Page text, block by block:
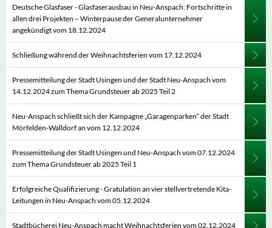
Deutsche Glasfaser - Glasfaserausbau in Neu-Anspach: Fortschritte in
allen drei Projekten – Winterpause der Generalunternehmer
angekündigt vom 18.12.2024
Schließung während der Weihnachtsferien vom 17.12.2024
Pressemitteilung der Stadt Usingen und der Stadt Neu-Anspach vom
14.12.2024 zum Thema Grundsteuer ab 2025 Teil 2
Neu-Anspach schließt sich der Kampagne „Garagenparken“ der Stadt
Mörfelden-Walldorf an vom 12.12.2024
Pressemitteilung der Stadt Usingen und Neu-Anspach vom 07.12.2024
zum Thema Grundsteuer ab 2025 Teil 1
Erfolgreiche Qualifizierung - Gratulation an vier stellvertretende Kita-
Leitungen in Neu-Anspach vom 05.12.2024
Stadtbücherei Neu-Anspach macht Weihnachtsferien vom 02.12.2024